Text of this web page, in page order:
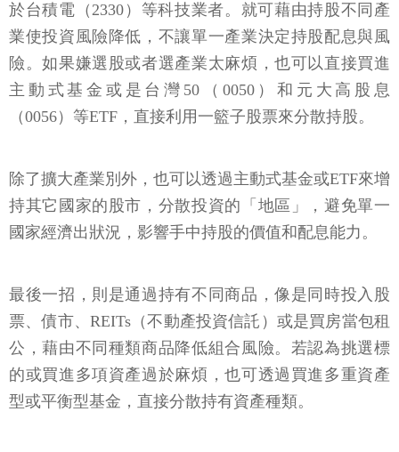
於台積電（2330）等科技業者。就可藉由持股不同產
業使投資風險降低，不讓單一產業決定持股配息與風
險。如果嫌選股或者選產業太麻煩，也可以直接買進
主動式基金或是台灣50（0050）和元大高股息
（0056）等ETF，直接利用一籃子股票來分散持股。
除了擴大產業別外，也可以透過主動式基金或ETF來增
持其它國家的股市，分散投資的「地區」，避免單一
國家經濟出狀況，影響手中持股的價值和配息能力。
最後一招，則是通過持有不同商品，像是同時投入股
票、債市、REITs（不動產投資信託）或是買房當包租
公，藉由不同種類商品降低組合風險。若認為挑選標
的或買進多項資產過於麻煩，也可透過買進多重資產
型或平衡型基金，直接分散持有資產種類。